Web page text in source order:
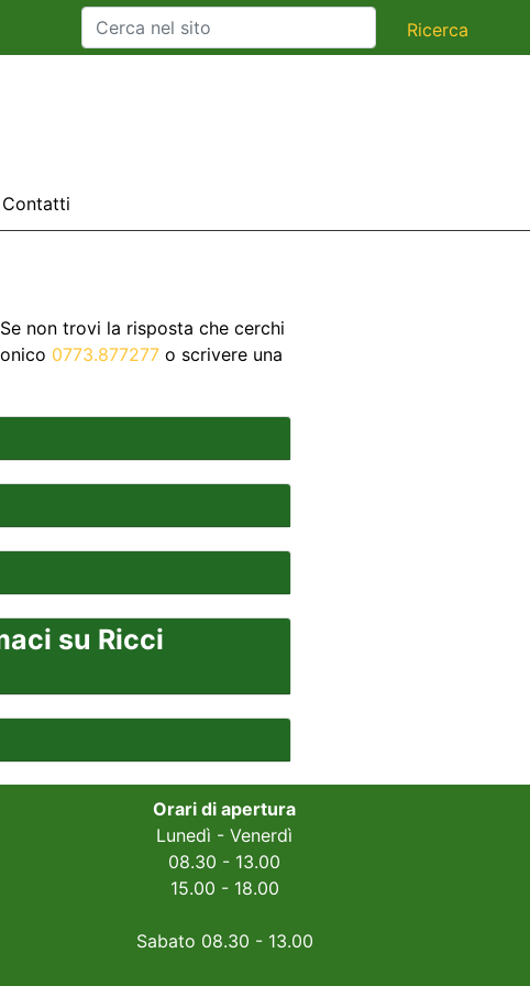
Contatti
non trovi la risposta che cerchi
0773.877277o scrivere una
su Ricci
Orari di apertura
Lunedì - Venerdì
08.30 - 13.00
15.00 - 18.00
Sabato 08.30 - 13.00